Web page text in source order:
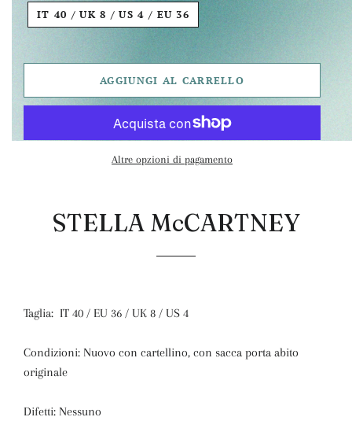
IT 40 / UK 8 / US 4 / EU 36
AGGIUNGI AL CARRELLO
Altre opzioni di pagamento
STELLA McCARTNEY
Taglia: IT 40 / EU 36 / UK 8 / US 4
Condizioni: Nuovo con cartellino, con sacca porta abito
originale
Difetti: Nessuno